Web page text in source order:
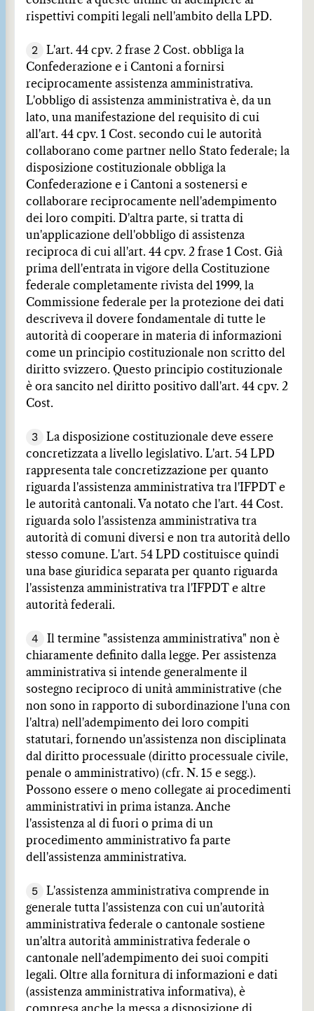
rispettivi compiti legali nell'ambito della LPD.
2
L'art. 44 cpv. 2 frase 2 Cost. obbliga la
Confederazione e i Cantoni a fornirsi
reciprocamente assistenza amministrativa.
L'obbligo di assistenza amministrativa è, da un
lato, una manifestazione del requisito di cui
all'art. 44 cpv. 1 Cost. secondo cui le autorità
collaborano come partner nello Stato federale; la
disposizione costituzionale obbliga la
Confederazione e i Cantoni a sostenersi e
collaborare reciprocamente nell'adempimento
dei loro compiti. D'altra parte, si tratta di
un'applicazione dell'obbligo di assistenza
reciproca di cui all'art. 44 cpv. 2 frase 1 Cost. Già
prima dell'entrata in vigore della Costituzione
federale completamente rivista del 1999, la
Commissione federale per la protezione dei dati
descriveva il dovere fondamentale di tutte le
autorità di cooperare in materia di informazioni
come un principio costituzionale non scritto del
diritto svizzero. Questo principio costituzionale
è ora sancito nel diritto positivo dall'art. 44 cpv. 2
Cost.
3
La disposizione costituzionale deve essere
concretizzata a livello legislativo. L'art. 54 LPD
rappresenta tale concretizzazione per quanto
riguarda l'assistenza amministrativa tra l'IFPDT e
le autorità cantonali. Va notato che l'art. 44 Cost.
riguarda solo l'assistenza amministrativa tra
autorità di comuni diversi e non tra autorità dello
stesso comune. L'art. 54 LPD costituisce quindi
una base giuridica separata per quanto riguarda
l'assistenza amministrativa tra l'IFPDT e altre
autorità federali.
4
Il termine "assistenza amministrativa" non è
chiaramente definito dalla legge. Per assistenza
amministrativa si intende generalmente il
sostegno reciproco di unità amministrative (che
non sono in rapporto di subordinazione l'una con
l'altra) nell'adempimento dei loro compiti
statutari, fornendo un'assistenza non disciplinata
dal diritto processuale (diritto processuale civile,
penale o amministrativo) (cfr. N. 15 e segg.).
Possono essere o meno collegate ai procedimenti
amministrativi in prima istanza. Anche
l'assistenza al di fuori o prima di un
procedimento amministrativo fa parte
dell'assistenza amministrativa.
5
L'assistenza amministrativa comprende in
generale tutta l'assistenza con cui un'autorità
amministrativa federale o cantonale sostiene
un'altra autorità amministrativa federale o
cantonale nell'adempimento dei suoi compiti
legali. Oltre alla fornitura di informazioni e dati
(assistenza amministrativa informativa), è